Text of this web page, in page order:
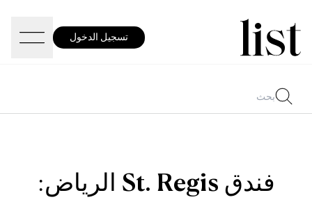
تسجيل الدخول
فندق St. Regis الرياض: